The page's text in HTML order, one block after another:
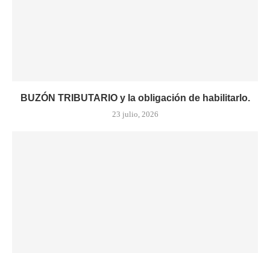
BUZÓN TRIBUTARIO y la obligación de habilitarlo.
23 julio, 2026